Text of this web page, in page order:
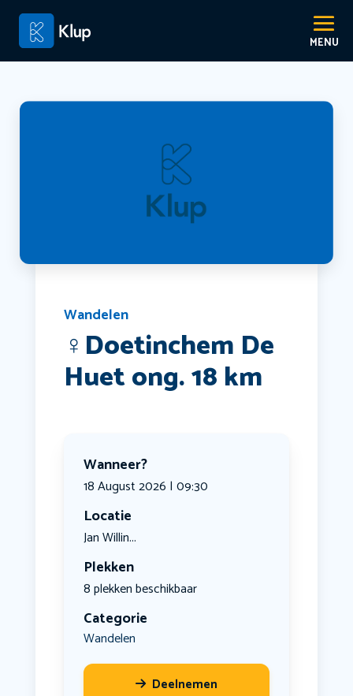
Wandelen
‍♀️Doetinchem De
Huet ong. 18 km
Wanneer?
18 August 2026 | 09:30
Locatie
Jan Willin...
Plekken
8 plekken beschikbaar
Categorie
Wandelen
Deelnemen